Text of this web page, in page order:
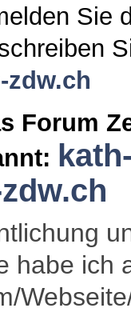
Sie
zdw.ch
Forum
habe ich